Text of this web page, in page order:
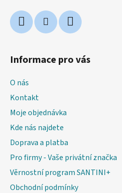
Informace pro vás
O nás
Kontakt
Moje objednávka
Kde nás najdete
Doprava a platba
Pro firmy - Vaše privátní značka
Věrnostní program SANTINI+
Obchodní podmínky